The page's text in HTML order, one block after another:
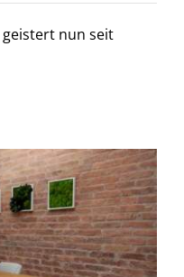
geistert nun seit